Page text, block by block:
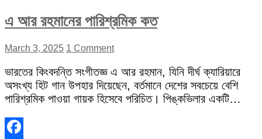
এ আর রহমানের পারিশ্রমিক কত
March 3, 2025 1 Comment
ভারতের কিংবদন্তি সংগীতজ্ঞ এ আর রহমান, যিনি দীর্ঘ ক্যারিয়ারে
অসংখ্য হিট গান উপহার দিয়েছেন, বর্তমানে দেশের সবচেয়ে বেশি
পারিশ্রমিক পাওয়া গায়ক হিসেবে পরিচিত। পিঙ্কভিলার একটি…